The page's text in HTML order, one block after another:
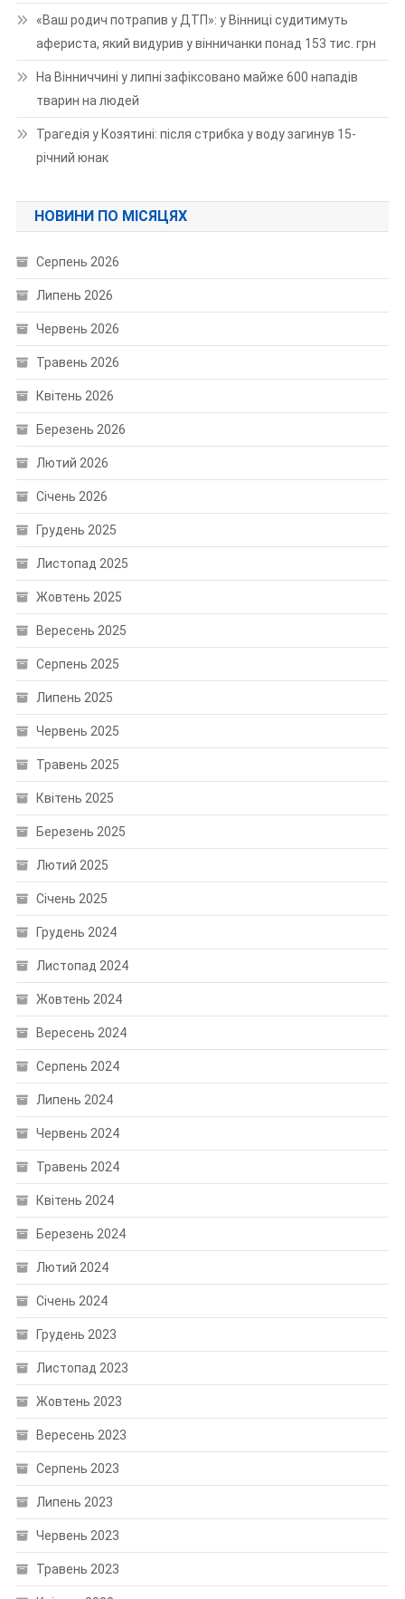
«Ваш родич потрапив у ДТП»: у Вінниці судитимуть
афериста, який видурив у вінничанки понад 153 тис. грн
На Вінниччині у липні зафіксовано майже 600 нападів
тварин на людей
Трагедія у Козятині: після стрибка у воду загинув 15-
річний юнак
НОВИНИ ПО МІСЯЦЯХ
Серпень 2026
Липень 2026
Червень 2026
Травень 2026
Квітень 2026
Березень 2026
Лютий 2026
Січень 2026
Грудень 2025
Листопад 2025
Жовтень 2025
Вересень 2025
Серпень 2025
Липень 2025
Червень 2025
Травень 2025
Квітень 2025
Березень 2025
Лютий 2025
Січень 2025
Грудень 2024
Листопад 2024
Жовтень 2024
Вересень 2024
Серпень 2024
Липень 2024
Червень 2024
Травень 2024
Квітень 2024
Березень 2024
Лютий 2024
Січень 2024
Грудень 2023
Листопад 2023
Жовтень 2023
Вересень 2023
Серпень 2023
Липень 2023
Червень 2023
Травень 2023